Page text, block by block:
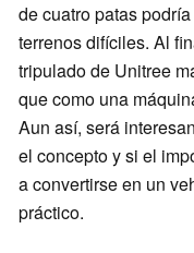
de cuatro patas
terrenos difíciles. Al
tripulado de Unitree
que como una
Aun así, será
el concepto y si el
a convertirse en un
práctico.